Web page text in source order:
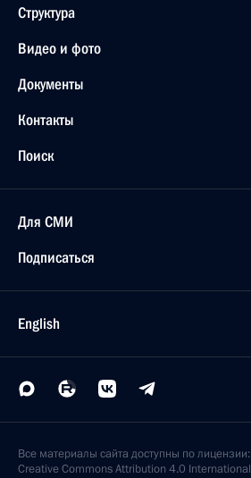
Структура
Видео и фото
Документы
Контакты
Поиск
Для СМИ
Подписаться
English
Все материалы сайта доступны по лицензии:
Creative Commons Attribution 4.0 International